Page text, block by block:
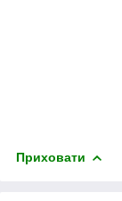
Приховати